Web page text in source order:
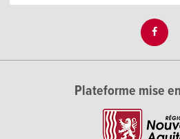
Plateforme mise